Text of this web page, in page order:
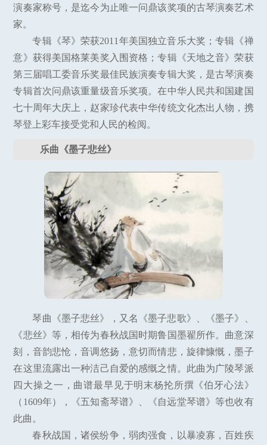
演奏家称号，是迄今为止唯一问鼎该奖项的古琴演奏艺术
家。
专辑《琴》荣获2011年美国独立音乐大奖；专辑《禅
意》获得美国格莱美奖入围资格；专辑《天地之音》荣获
第三届唱工委音乐奖最佳民族演奏专辑大奖，是古琴演奏
专辑首次问鼎该重量级音乐奖项。在中华人民共和国建国
七十周年大庆上，赵家珍代表中华传统文化杰出人物，携
琴登上彩车接受党和人民的检阅。
乐曲《墨子悲丝》
琴曲《墨子悲丝》，又名《墨子悲歌》、《墨子》、
《悲丝》等，相传为春秋战国时期鲁国墨翟所作。曲意深
刻，音韵悲怆，音调悠扬，意切而情悲，旋律慷慨，墨子
在这里流露出一种洁己自爱的感慨之情。此曲为广陵琴派
四大操之一，曲谱最早见于明末杨抡所撰《伯牙心法》
（1609年），《五知斋琴谱》、《自远堂琴谱》等也收有
此曲。
春秋战国，诸侯纷争，弱肉强食，以暴凌寡，百姓疾